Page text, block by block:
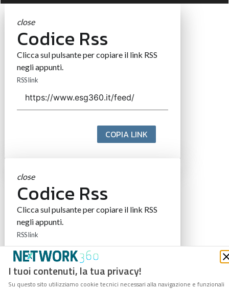
I tuoi contenuti, la tua privacy!
Su questo sito utilizziamo cookie tecnici necessari alla navigazione e funzionali
close
Codice Rss
Clicca sul pulsante per copiare il link RSS
negli appunti.
RSS link
COPIA LINK
close
Codice Rss
Clicca sul pulsante per copiare il link RSS
negli appunti.
RSS link